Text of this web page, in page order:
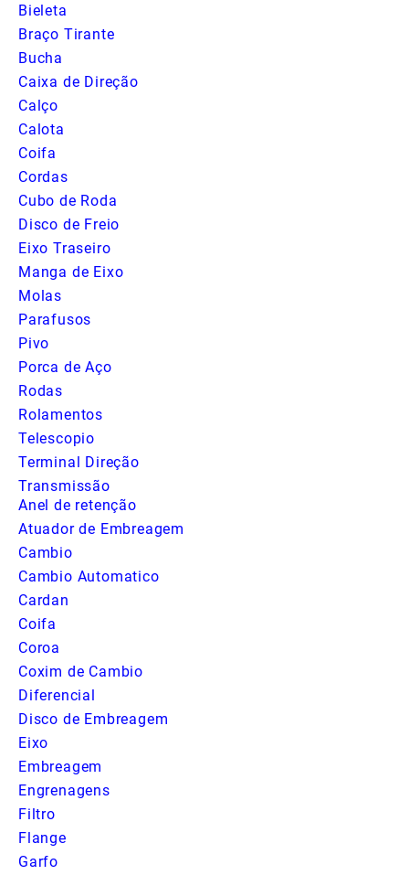
Bieleta
Braço Tirante
Bucha
Caixa de Direção
Calço
Calota
Coifa
Cordas
Cubo de Roda
Disco de Freio
Eixo Traseiro
Manga de Eixo
Molas
Parafusos
Pivo
Porca de Aço
Rodas
Rolamentos
Telescopio
Terminal Direção
Transmissão
Anel de retenção
Atuador de Embreagem
Cambio
Cambio Automatico
Cardan
Coifa
Coroa
Coxim de Cambio
Diferencial
Disco de Embreagem
Eixo
Embreagem
Engrenagens
Filtro
Flange
Garfo